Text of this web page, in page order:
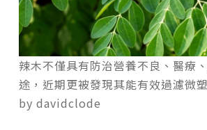
辣木不僅具有防治營養不良、醫療
途，近期更被發現其能有效過濾微
by davidclode